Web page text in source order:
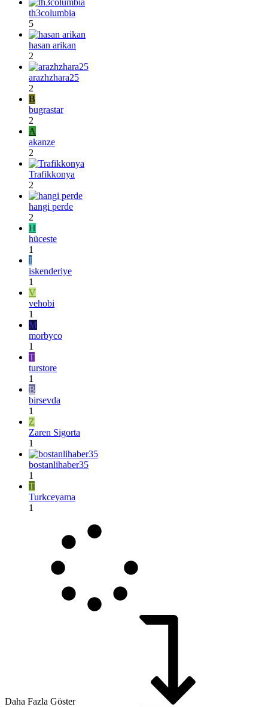
th3columbia
5
hasan arikan
2
arazhzhara25
2
B
bugrastar
2
A
akanze
2
Trafikkonya
2
hangi perde
2
H
hüceste
1
I
iskenderiye
1
V
vehobi
1
M
morbyco
1
T
turstore
1
B
birsevda
1
Z
Zaren Sigorta
1
bostanlihaber35
1
T
Turkceyama
1
Daha Fazla Göster